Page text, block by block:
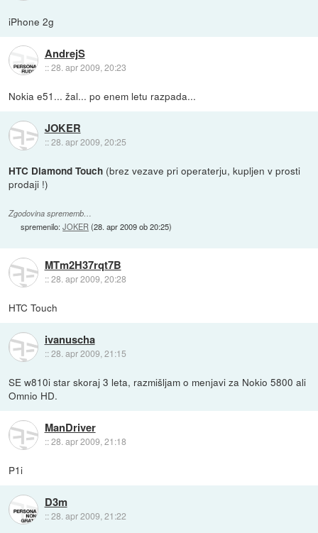
iPhone 2g
AndrejS
::28. apr 2009, 20:23
Nokia e51... žal... po enem letu razpada...
JOKER
::28. apr 2009, 20:25
HTC Diamond Touch (brez vezave pri operaterju, kupljen v prosti
prodaji !)
Zgodovina sprememb…
spremenilo:JOKER (28. apr 2009 ob 20:25)
MTm2H37rqt7B
::28. apr 2009, 20:28
HTC Touch
ivanuscha
::28. apr 2009, 21:15
SE w810i star skoraj 3 leta, razmišljam o menjavi za Nokio 5800 ali
Omnio HD.
ManDriver
::28. apr 2009, 21:18
P1i
D3m
::28. apr 2009, 21:22